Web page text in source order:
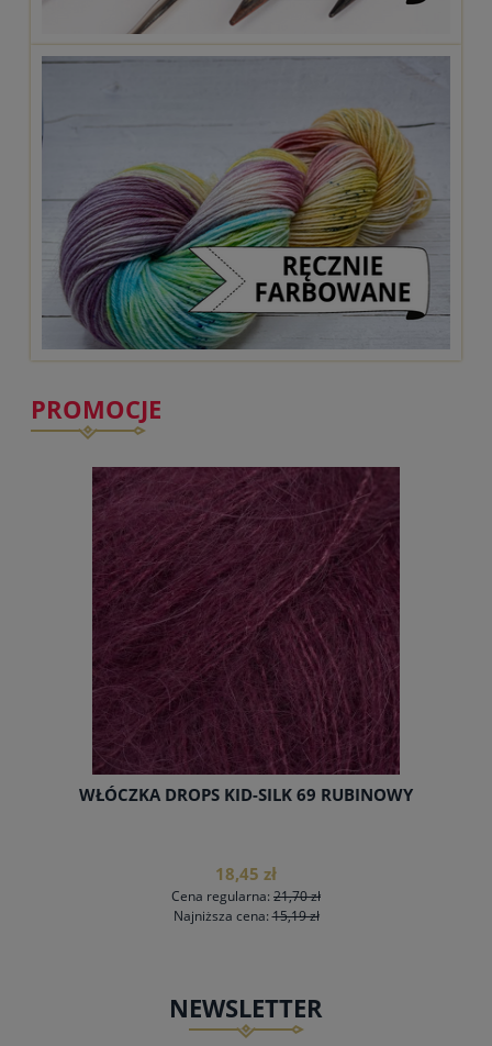
PROMOCJE
WŁÓCZKA DROPS SNOW 113 PŁATEK RÓŻY
7,48 zł
Cena regularna:8,80 zł
Najniższa cena:8,08 zł
NEWSLETTER